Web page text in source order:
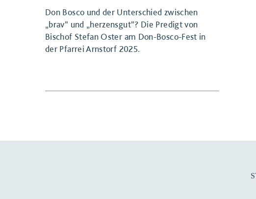
Don Bosco und der Unterschied zwischen
„brav“ und „herzensgut“? Die Predigt von
Bischof Stefan Oster am Don-Bosco-Fest in
der Pfarrei Arnstorf 2025.